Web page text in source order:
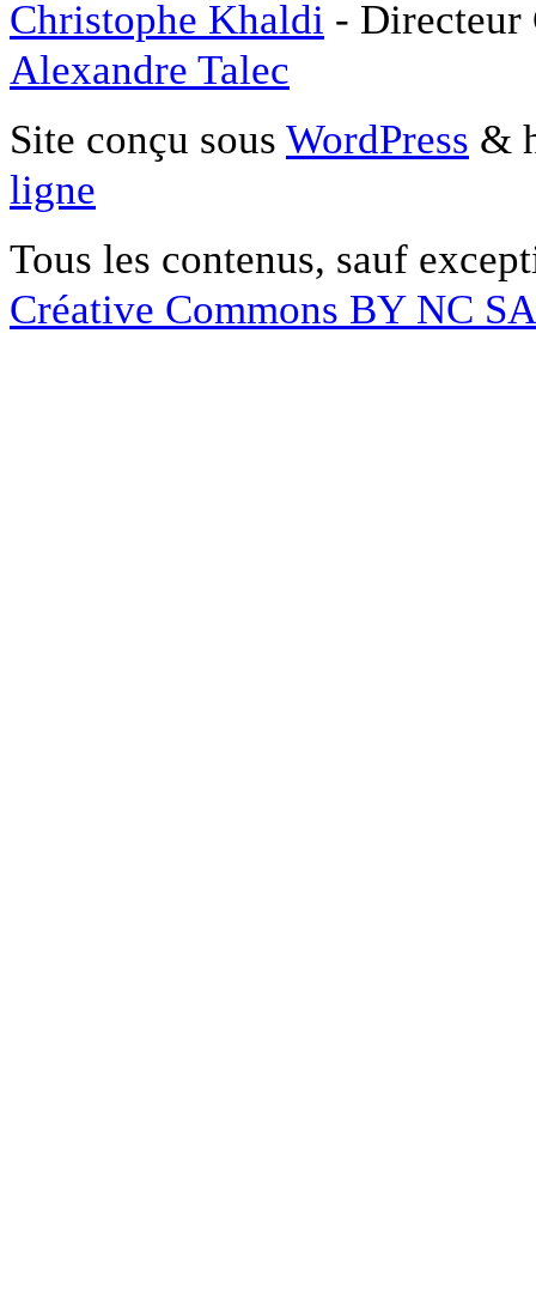
Christophe Khaldi -
Alexandre Talec
Site conçu sous WordPress &
ligne
Tous les contenus, sauf
Créative Commons BY NC SA